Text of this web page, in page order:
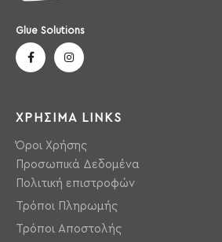
Glue Solutions
ΧΡΗΣΙΜΑ LINKS
Όροι Χρήσης
Προσωπικά Δεδομένα
Πολιτική επιστροφών
Τρόποι Πληρωμής
Τρόποι Αποστολής